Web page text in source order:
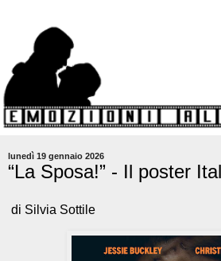
lunedì 19 gennaio 2026
“La Sposa!” - Il poster
di Silvia Sottile